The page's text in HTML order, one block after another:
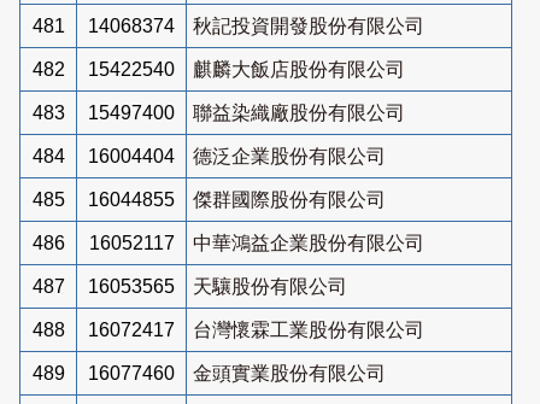
481 14068374 秋記投資開發股份有限公司
482 15422540 麒麟大飯店股份有限公司
483 15497400 聯益染織廠股份有限公司
484 16004404 德泛企業股份有限公司
485 16044855 傑群國際股份有限公司
486 16052117 中華鴻益企業股份有限公司
487 16053565 天驤股份有限公司
488 16072417 台灣懷霖工業股份有限公司
489 16077460 金頭實業股份有限公司